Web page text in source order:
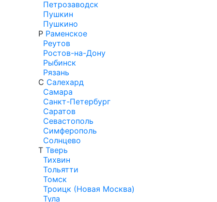
Петрозаводск
Пушкин
Пушкино
Р Раменское
Реутов
Ростов-на-Дону
Рыбинск
Рязань
С Салехард
Самара
Санкт-Петербург
Саратов
Севастополь
Симферополь
Солнцево
Т Тверь
Тихвин
Тольятти
Томск
Троицк (Новая Москва)
Тула